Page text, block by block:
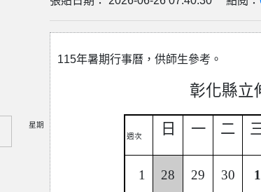
115年暑期行事曆，供師生參考。
彰化縣立
星期
週次
日 一 二
1 28 29 30 1